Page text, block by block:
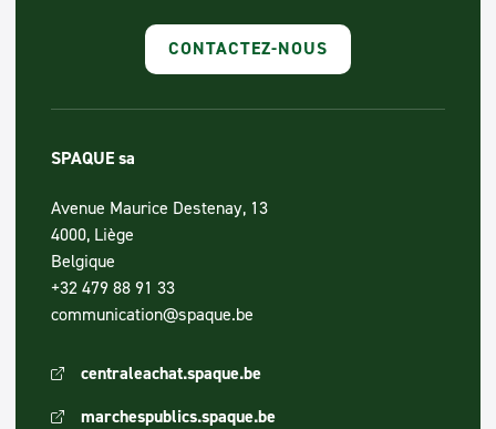
CONTACTEZ-NOUS
SPAQUE sa
Avenue Maurice Destenay, 13
4000, Liège
Belgique
+32 479 88 91 33
communication@spaque.be
centraleachat.spaque.be
marchespublics.spaque.be